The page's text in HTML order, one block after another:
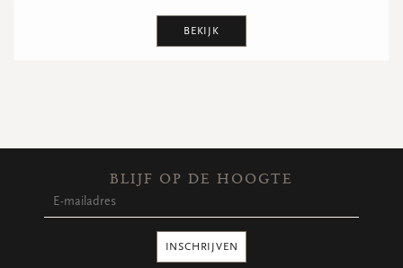
BEKIJK
BLIJF OP DE HOOGTE
INSCHRIJVEN